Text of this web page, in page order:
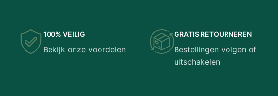
100% VEILIG
Bekijk onze voordelen
GRATIS RETOURNEREN
Bestellingen volgen of
uitschakelen
Latviešu valoda